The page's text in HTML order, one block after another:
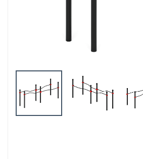
оборудование
Благоустройство
детских площадок